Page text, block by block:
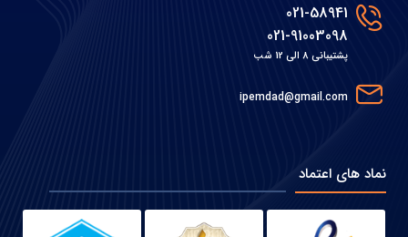
021-58941
021-91003098
پشتیبانی 8 الی 12 شب
ipemdad@gmail.com
نماد های اعتماد